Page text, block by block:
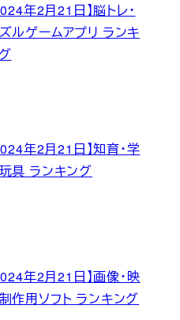
年2月21日】脳トレ・
ルゲームアプリ ランキ
年2月21日】知育・学
具 ランキング
年2月21日】画像・映
作用ソフト ランキング